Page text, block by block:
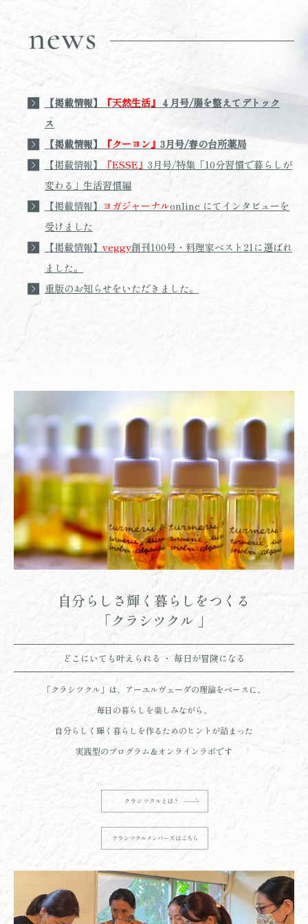
【掲載情報】 『天然生活』 ４月号/腸を整えてデトック
ス
【掲載情報】
『クーヨン』 3月号/春の台所薬局
【掲載情報】
『ESSE』 3月号/特集「10分習慣で暮らしが
変わる」生活習慣編
【掲載情報】 ヨガジャーナルonline にてインタビューを
受けました
【掲載情報】 veggy創刊100号・料理家ベスト21に選ばれ
ました。
重版のお知らせをいただきました。
自分らしさ輝く暮らしをつくる
「クラシツクル 」
どこにいても叶えられる ・ 毎日が冒険になる
「クラシツクル」は、アーユルヴェーダの理論をベースに、
毎日の暮らしを楽しみながら、
自分らしく輝く暮らしを作るためのヒントが詰まった
実践型のプログラム＆オンラインラボです